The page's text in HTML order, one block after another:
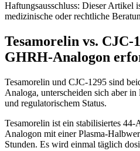
Haftungsausschluss: Dieser Artikel
medizinische oder rechtliche
Tesamorelin vs. CJC-
GHRH-Analogon
Tesamorelin und CJC-1295 sind
Analoga, unterscheiden sich aber
und regulatorischem Status.
Tesamorelin ist ein stabilisiertes
Analogon mit einer Plasma-
Stunden. Es wird einmal täglich